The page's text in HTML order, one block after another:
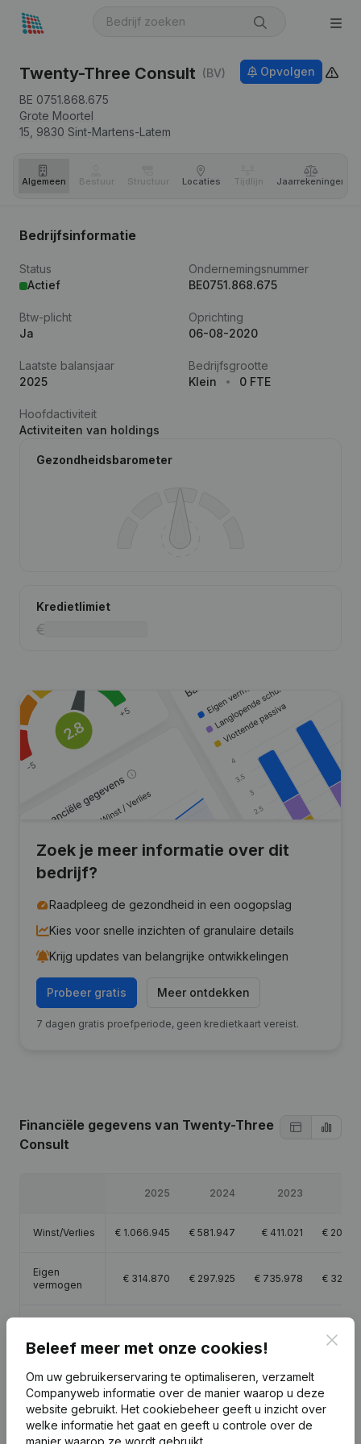
Twenty-Three Consult (BV)
BE 0751.868.675
Grote Moortel
15, 9830 Sint-Martens-Latem
Opvolgen
Algemeen Bestuur Structuur Locaties Tijdlijn Jaar­rekeningen
Bedrijfsinformatie
Status
Actief
Ondernemingsnummer
BE0751.868.675
Btw-plicht
Ja
Oprichting
06-08-2020
Laatste balansjaar
2025
Bedrijfsgrootte
Klein
0 FTE
Hoofdactiviteit
Activiteiten van holdings
Gezondheidsbarometer
Kredietlimiet
Zoek je meer informatie over dit
bedrijf?
Raadpleeg de gezondheid in een oogopslag
Kies voor snelle inzichten of granulaire details
Krijg updates van belangrijke ontwikkelingen
Probeer gratis Meer ontdekken
7 dagen gratis proefperiode, geen kredietkaart vereist.
Financiële gegevens van Twenty-Three
Consult
2025 2024 2023
Winst/Verlies € 1.066.945 € 581.947 € 411.021 €
Eigen
vermogen
€ 314.870 € 297.925 € 735.978 €
Publicatiesvan Twenty-Three Consult
Beleef meer met onze cookies!
Om uw gebruikerservaring te optimaliseren, verzamelt
Companyweb informatie over de manier waarop u deze
website gebruikt. Het cookiebeheer geeft u inzicht over
welke informatie het gaat en geeft u controle over de
manier waarop ze wordt gebruikt.